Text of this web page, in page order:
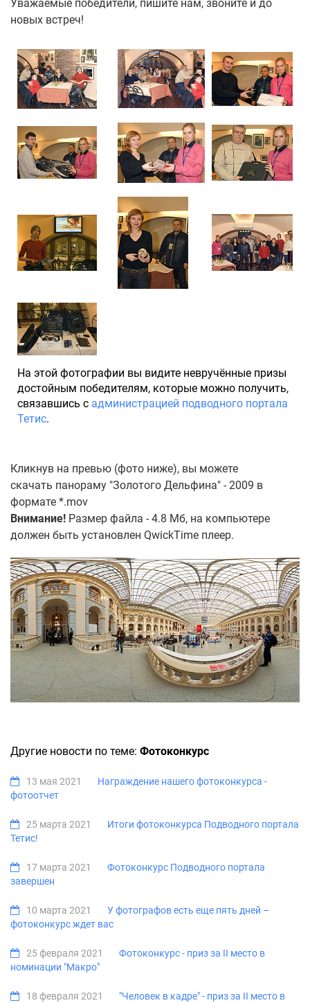
Уважаемые победители, пишите нам, звоните и до
новых встреч!
На этой фотографии вы видите невручённые призы
достойным победителям, которые можно получить,
связавшись с администрацией подводного портала
Тетис.
Кликнув на превью (фото ниже), вы можете
скачать панораму "Золотого Дельфина" - 2009 в
формате *.mov
Внимание! Размер файла - 4.8 Мб, на компьютере
должен быть установлен QwickTime плеер.
Другие новости по теме: Фотоконкурс
13 мая 2021
Награждение нашего фотоконкурса -
фотоотчет
25 марта 2021
Итоги фотоконкурса Подводного портала
Тетис!
17 марта 2021
Фотоконкурс Подводного портала
завершен
10 марта 2021
У фотографов есть еще пять дней –
фотоконкурс ждет вас
25 февраля 2021
Фотоконкурс - приз за II место в
номинации "Макро"
18 февраля 2021 "Человек в кадре" - приз за II место в